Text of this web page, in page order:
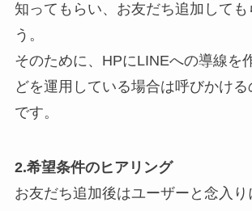
知ってもらい、お友だち追加しても
う。
そのために、HPにLINEへの導線を
どを運用している場合は呼びかけ
です。
2.希望条件のヒアリング
お友だち追加後はユーザーと念入